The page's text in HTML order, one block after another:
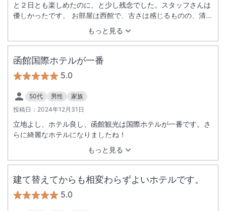
もっと見る
と２日とも楽しめたのに、と少し残念でした。スタッフさんは
優しかったです。 お部屋は西館で、古さは感じるものの、清潔
で広くてとてもよかったです。 大浴場がまた惜しい。脱衣所が
とっても狭いため、服を脱ぐのにもお隣の人に手が当たってし
まうくらい混んでました。場所が空くのを待っている方もたく
さんいました。せめて脱衣カゴの用意があったり、もう少しロ
ヘッドはＲｅＦａやミラブル、ドライヤーはＤｙｓｏｎがある
など、良い点もありました。 ベイエリアまで徒歩圏内で立地は
良いし、もっと良くなるホテルだと思いました。今後に期待！
函館国際ホテルが一番
5.0
50代 男性
家族
投稿日： 2024年12月31日
もっと見る
立地よし、ホテル良し、函館観光は国際ホテルが一番です。さ
らに綺麗なホテルになりましたね！
建て替えてからも相変わらずよいホテルです。
5.0